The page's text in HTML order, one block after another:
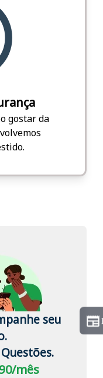
gostar da
seu
mês